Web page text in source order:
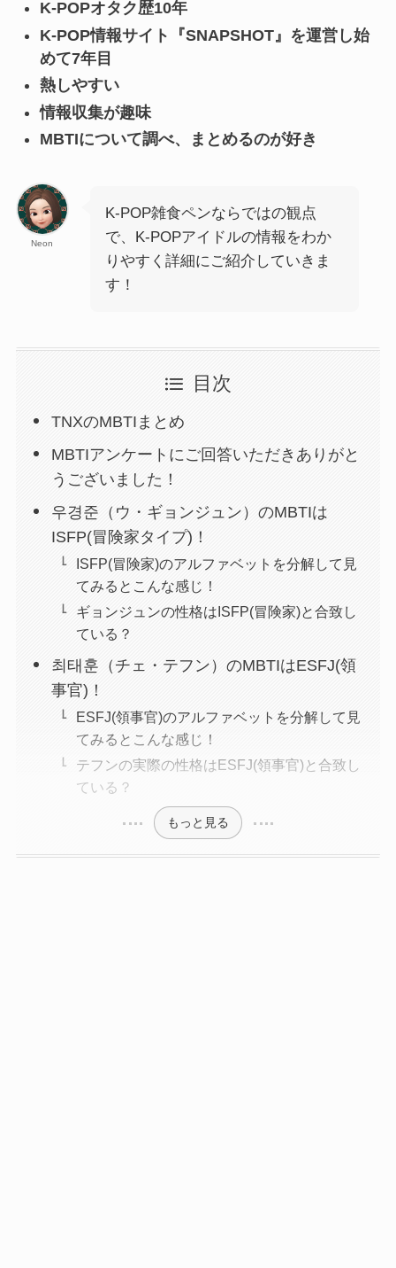
K-POPオタク歴10年
K-POP情報サイト『SNAPSHOT』を運営し始
めて7年目
熱しやすい
情報収集が趣味
MBTIについて調べ、まとめるのが好き
Neon
K-POP雑食ペンならではの観点
で、K-POPアイドルの情報をわか
りやすく詳細にご紹介していきま
す！
目次
TNXのMBTIまとめ
MBTIアンケートにご回答いただきありがと
うございました！
우경준（ウ・ギョンジュン）のMBTIは
ISFP(冒険家タイプ)！
ISFP(冒険家)のアルファベットを分解して見
てみるとこんな感じ！
ギョンジュンの性格はISFP(冒険家)と合致し
ている？
최태훈（チェ・テフン）のMBTIはESFJ(領
事官)！
ESFJ(領事官)のアルファベットを分解して見
てみるとこんな感じ！
テフンの実際の性格はESFJ(領事官)と合致し
ている？
もっと見る